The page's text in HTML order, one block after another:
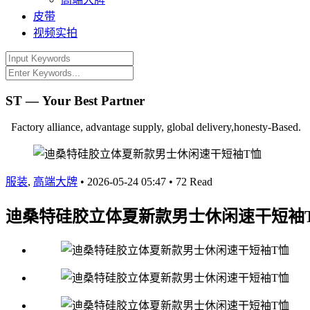
皮带
视频实拍
ST — Your Best Partner
Factory alliance, advantage supply, global delivery,honesty-Based.
服装, 高端大牌 • 2026-05-24 05:47 • 72 Read
迪桑特硅胶立体夏新款男士休闲速干短袖